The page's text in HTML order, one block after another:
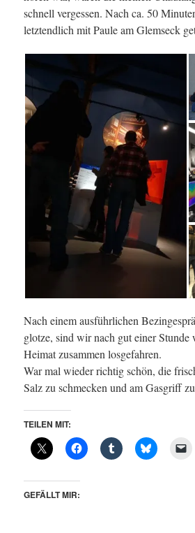
schnell vergessen. Nach ca. 50
letztendlich mit Paule am Glemseck
Nach einem ausführlichen
glotze, sind wir nach gut einer
Heimat zusammen losgefahren.
War mal wieder richtig schön, die
Salz zu schmecken und am Gasgriff
TEILEN MIT:
GEFÄLLT MIR: